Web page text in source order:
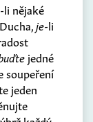
-li nějaké
je-li
jedné
soupeření
jeden